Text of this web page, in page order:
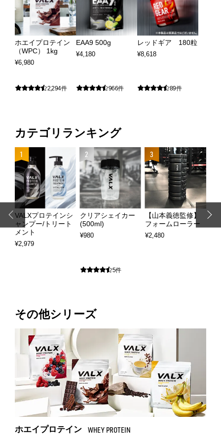
ホエイプロテイン
（WPC） 1kg
¥6,980
2,294件
EAA9 500g
¥4,180
966件
レッドギア 180粒
¥8,618
89件
カテゴリランキング
1
VALXプロテインシ
ャンプー/トリート
メント
¥2,979
2
クリアシェイカー
(500ml)
¥980
5件
3
【山本義徳監修】
フォームローラー
¥2,480
【
その他シリーズ
ホエイプロテイン WHEY PROTEIN